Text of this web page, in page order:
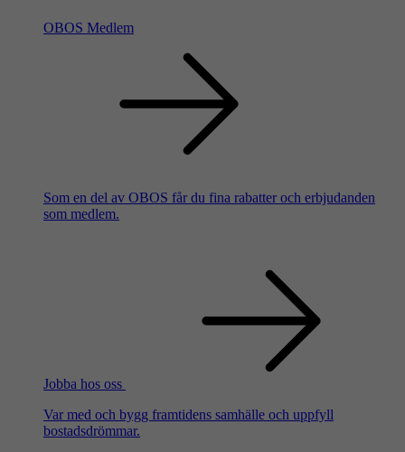
OBOS Medlem
Som en del av OBOS får du fina rabatter och erbjudanden
som medlem.
Jobba hos oss
Var med och bygg framtidens samhälle och uppfyll
bostadsdrömmar.